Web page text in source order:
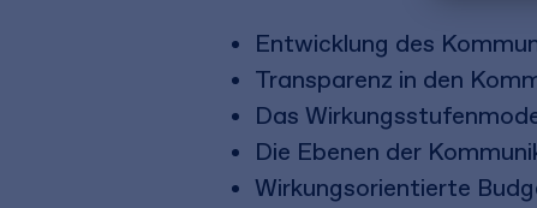
Entwicklung des
Transparenz in den
Das
Die Ebenen der
Wirkungsorientierte